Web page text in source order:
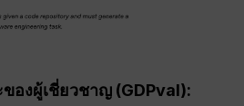
องผู้เชี่ยวชาญ (GDPval):